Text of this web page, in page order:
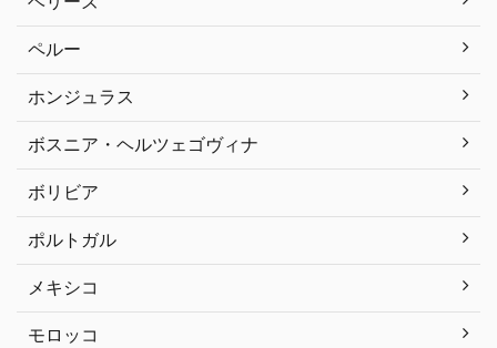
ペルー
ホンジュラス
ボスニア・ヘルツェゴヴィナ
ボリビア
ポルトガル
メキシコ
モロッコ